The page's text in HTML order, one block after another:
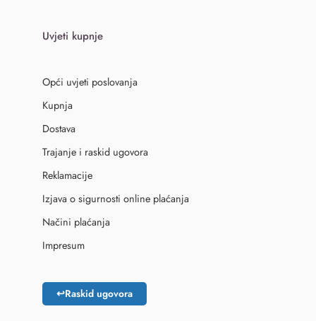
Uvjeti kupnje
Opći uvjeti poslovanja
Kupnja
Dostava
Trajanje i raskid ugovora
Reklamacije
Izjava o sigurnosti online plaćanja
Načini plaćanja
Impresum
↩Raskid ugovora